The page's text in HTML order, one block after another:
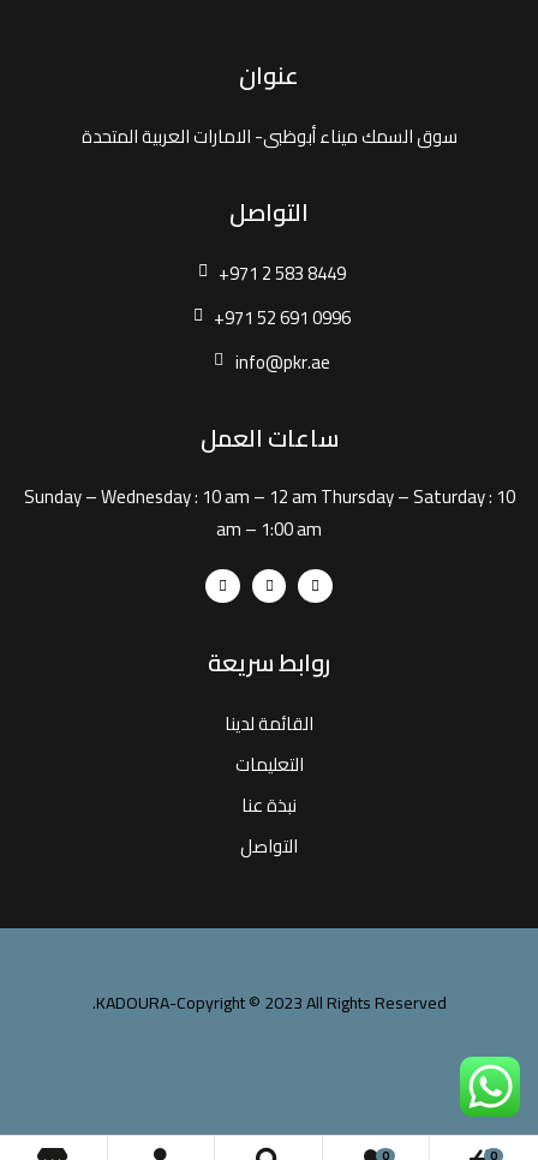
عنوان
سوق السمك ميناء أبوظبى- الامارات العربية المتحدة
التواصل
+971 2 583 8449
+971 52 691 0996
info@pkr.ae
ساعات العمل
Sunday – Wednesday : 10 am – 12 amThursday – Saturday : 10
am – 1:00 am
روابط سريعة
القائمة لدينا
التعليمات
نبذة عنا
التواصل
KADOURA-Copyright © 2023 All Rights Reserved.